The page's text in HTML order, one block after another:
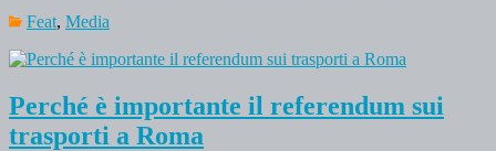
Feat, Media
Perché è importante il referendum sui
trasporti a Roma